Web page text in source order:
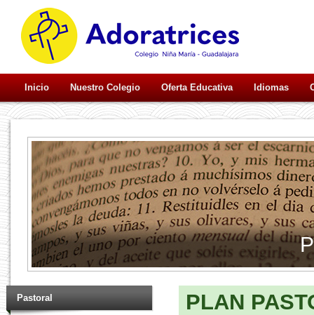
Inicio Nuestro Colegio Oferta Educativa Idiomas
Pastoral PLAN